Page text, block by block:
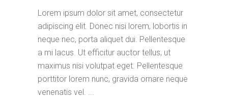
Lorem ipsum dolor sit amet, consectetur
adipiscing elit. Donec nisi lorem, lobortis in
neque nec, porta aliquet dui. Pellentesque
a mi lacus. Ut efficitur auctor tellus, ut
maximus nisi volutpat eget. Pellentesque
porttitor lorem nunc, gravida ornare neque
venenatis vel. ...